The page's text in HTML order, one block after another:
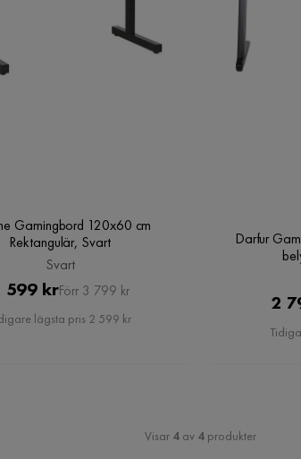
Gamingbord 120x60 cm
Rektangulär, Svart
Svart
Pris
599 krOriginal
Pris
Förr 3 799 kr
lägsta pris 2 599 kr
Darfur
2
Visar 4av 4produkter